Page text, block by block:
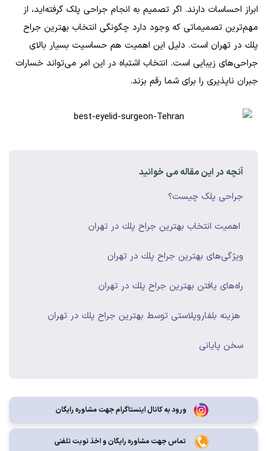
ابراز احساسات دارند. اگر تصمیم به انجام جراحی پلک گرفته‌اید، از
مهم‌ترین تصمیماتی که وجود دارد چگونگی انتخاب بهترين جراح
پلك در تهران است. دلیل این اهمیت هم حساسیت بسیار بالای
جراحی‌های زیبایی است. انتخاب اشتباه در این امر می‌تواند خسارات
جبران ناپذیری را برای شما رقم بزند.
آنچه در این مقاله می خوانید
جراحی پلک چیست؟
اهمیت انتخاب بهترين جراح پلك در تهران
ویژگی‌های بهترين جراح پلك در تهران
راه‌های یافتن بهترين جراح پلك در تهران
هزینه بلفاروپلاستی توسط بهترين جراح پلك در تهران
سخن پایانی
ورود به کانال اینستاگرام جهت مشاوره رایگان
تماس جهت مشاوره رايگان و اخذ نوبت تلفنی